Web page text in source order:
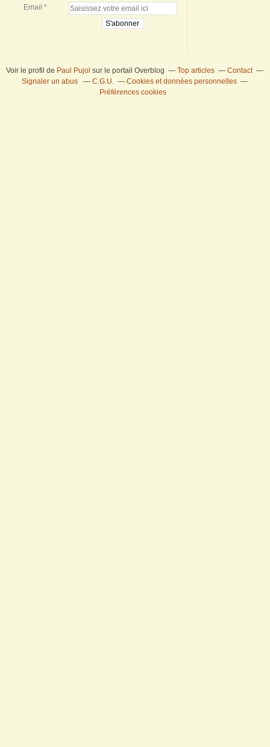
Email
Voir le profil de Paul Pujol sur le portail Overblog Top articles
Contact
Signaler un abus
C.G.U.
Cookies et données personnelles
Préférences cookies